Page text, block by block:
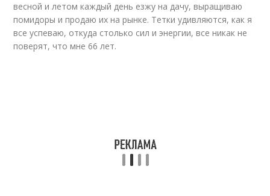
весной и летом каждый день езжу на дачу, выращиваю
помидоры и продаю их на рынке. Тетки удивляются, как я
все успеваю, откуда столько сил и энергии, все никак не
поверят, что мне 66 лет.